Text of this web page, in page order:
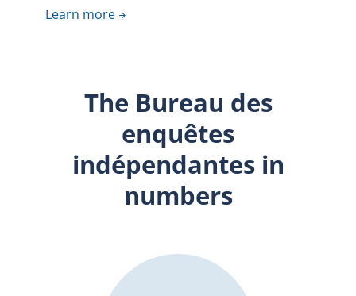
Learn more
The Bureau des
enquêtes
indépendantes in
numbers